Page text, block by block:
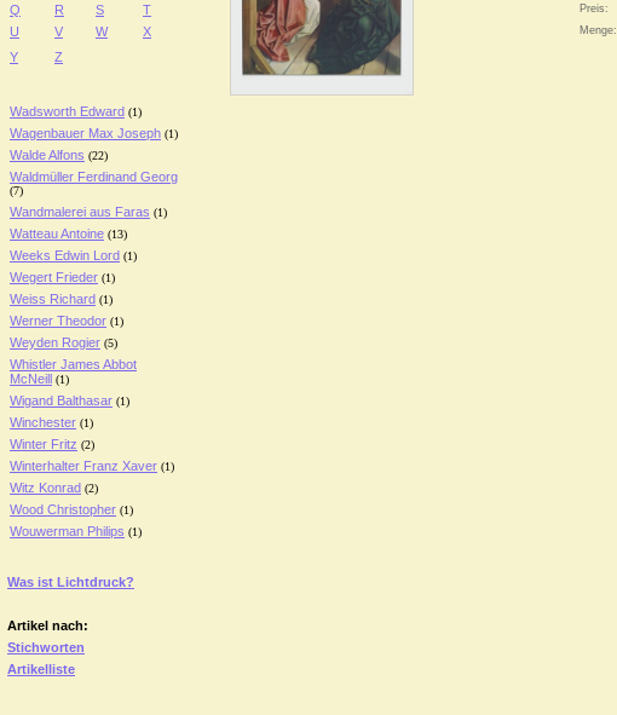
Q
R S
T
U
V W
X
Y
Z
Wadsworth Edward (1)
Wagenbauer Max Joseph (1)
Walde Alfons (22)
Waldmüller Ferdinand Georg
(7)
Wandmalerei aus Faras (1)
Watteau Antoine (13)
Weeks Edwin Lord (1)
Wegert Frieder (1)
Weiss Richard (1)
Werner Theodor (1)
Weyden Rogier (5)
Whistler James Abbot
McNeill (1)
Wigand Balthasar (1)
Winchester (1)
Winter Fritz (2)
Winterhalter Franz Xaver (1)
Witz Konrad (2)
Wood Christopher (1)
Wouwerman Philips (1)
Was ist Lichtdruck?
Artikel nach:
Stichworten
Artikelliste
Preis:
Menge: